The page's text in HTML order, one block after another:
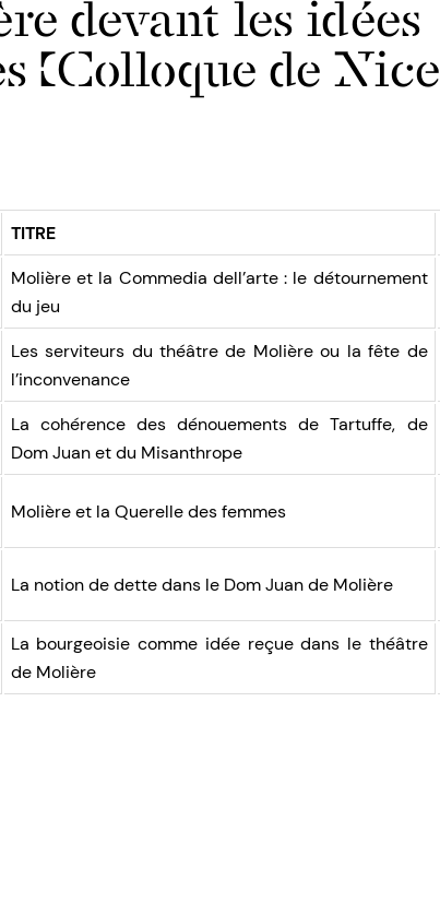
devant les idées
(Colloque de Nice
TITRE
Molière et la Commedia dell’arte : le détournement
du jeu
Les serviteurs du théâtre de Molière ou la fête de
l’inconvenance
La cohérence des dénouements de Tartuffe, de
Dom Juan et du Misanthrope
Molière et la Querelle des femmes
La notion de dette dans le Dom Juan de Molière
La bourgeoisie comme idée reçue dans le théâtre
de Molière